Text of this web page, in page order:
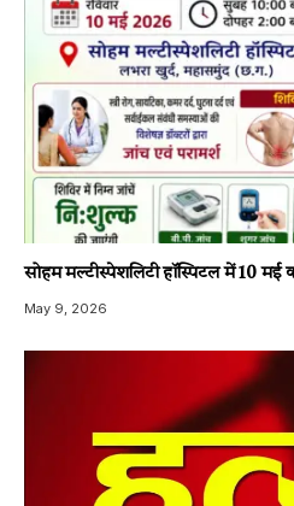
सोहम मल्टीस्पेशलिटी हॉस्पिटल में 10 मई
May 9, 2026